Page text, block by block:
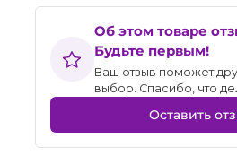
Об этом товаре
Будьте первым!
Ваш отзыв поможет
выбор. Спасибо, что
Оставить